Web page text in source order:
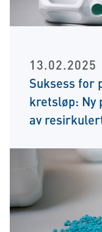
13.02.2025
Suksess for
kretsløp: Ny
av